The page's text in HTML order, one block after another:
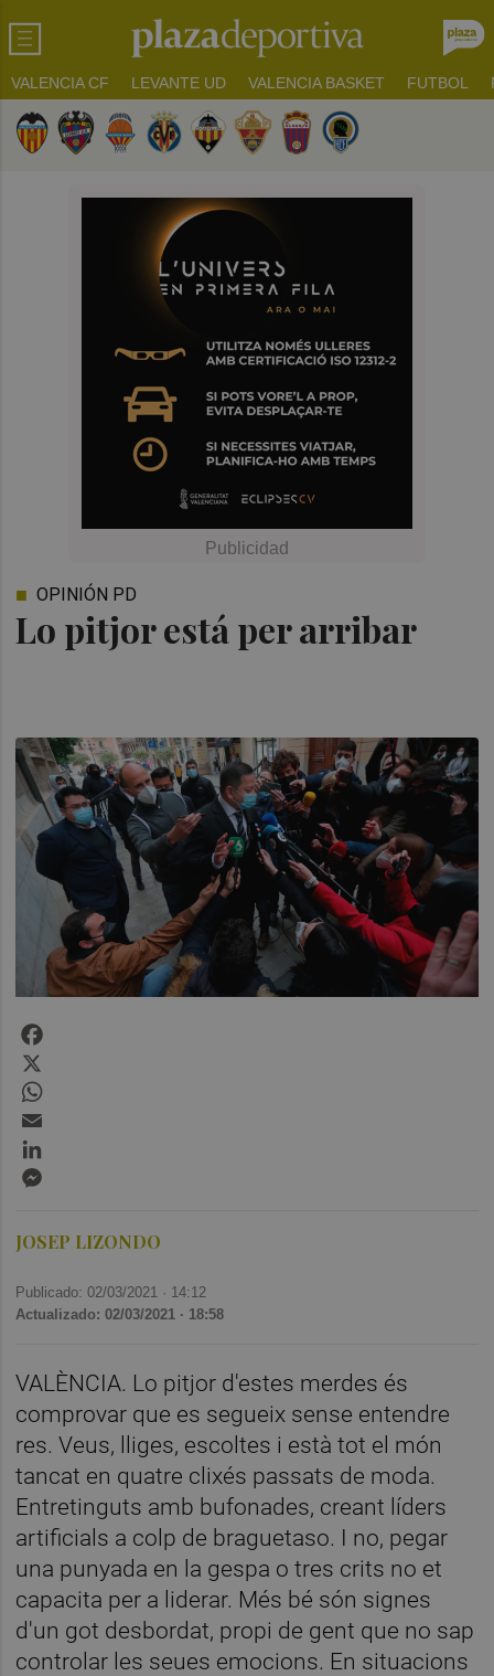
VALENCIA CF LEVANTE UD VALENCIA BASKET FUTBOL
Lo pitjor está per arribar
OPINIÓN PD
JOSEP LIZONDO
Publicado: 02/03/2021 · 14:12
Actualizado: 02/03/2021 · 18:58
VALÈNCIA. Lo pitjor d'estes merdes és
comprovar que es segueix sense entendre
res. Veus, lliges, escoltes i està tot el món
tancat en quatre clixés passats de moda.
Entretinguts amb bufonades, creant líders
artificials a colp de braguetaso. I no, pegar
una punyada en la gespa o tres crits no et
capacita per a liderar. Més bé són signes
d'un got desbordat, propi de gent que no sap
controlar les seues emocions. En situacions